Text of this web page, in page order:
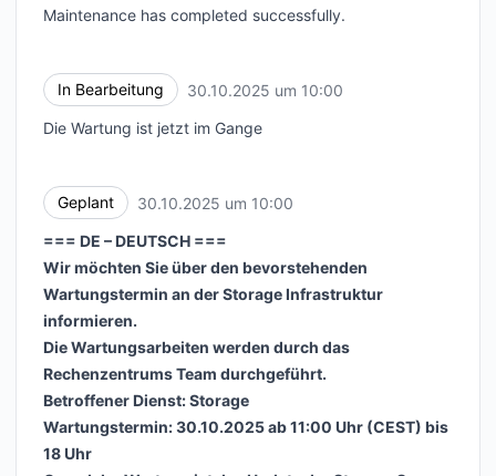
Maintenance has completed successfully.
In Bearbeitung 30.10.2025 um 10:00
Die Wartung ist jetzt im Gange
Geplant 30.10.2025 um 10:00
=== DE – DEUTSCH ===
Wir möchten Sie über den bevorstehenden
Wartungstermin an der Storage Infrastruktur
informieren.
Die Wartungsarbeiten werden durch das
Rechenzentrums Team durchgeführt.
Betroffener Dienst: Storage
Wartungstermin: 30.10.2025 ab 11:00 Uhr (CEST) bis
18 Uhr